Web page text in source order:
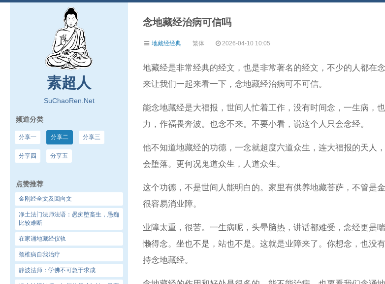
素超人
SuChaoRen.Net
频道分类
分享一 分享二 分享三
分享四 分享五
点赞推荐
金刚经全文及回向文
净土法门法师法语：愚痴堕畜生，愚痴
比较难断
在家诵地藏经仪轨
颈椎病自我治疗
静波法师：学佛不可急于求成
念地藏经治病可信吗
地藏经经典 繁体 2026-04-10 10:05
地藏经是非常经典的经文，也是非常著名的经文，不少的人都在
来让我们一起来看一下，念地藏经治病可不可信。
能念地藏经是大福报，世间人忙着工作，没有时间念，一生病，
力，作福畏奔波。也念不来。不要小看，说这个人只会念经。
他不知道地藏经的功德，一念就超度六道众生，连大福报的天人
会堕落。更何况鬼道众生，人道众生。
这个功德，不是世间人能明白的。家里有供养地藏菩萨，不管是
很容易消业障。
业障太重，很苦。一生病呢，头晕脑热，讲话都难受，念经更是
懒得念。坐也不是，站也不是。这就是业障来了。你想念，也没
持念地藏经。